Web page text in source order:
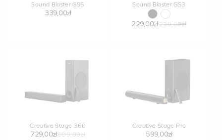
Sound Blaster GS5
339,00zł
Sound Blaster GS3
229,00zł239,00zł
Creative Stage 360
729,00zł999,00zł
Creative Stage Pro
599,00zł